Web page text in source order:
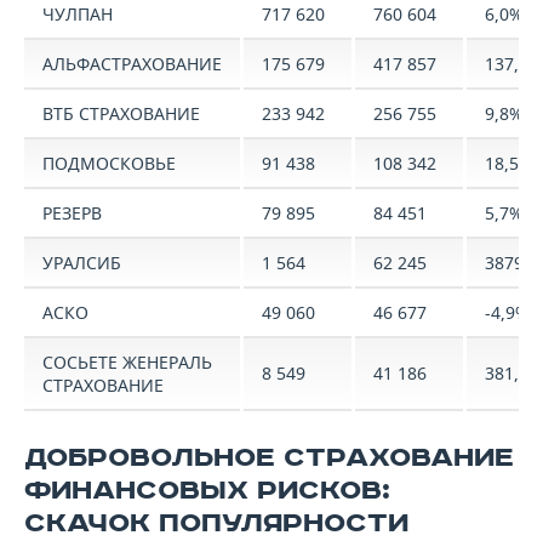
ЧУЛПАН 717 620 760 604 6,0%
АЛЬФАСТРАХОВАНИЕ 175 679 417 857 137,9%
ВТБ СТРАХОВАНИЕ 233 942 256 755 9,8%
ПОДМОСКОВЬЕ 91 438 108 342 18,5%
РЕЗЕРВ 79 895 84 451 5,7%
УРАЛСИБ 1 564 62 245
АСКО 49 060 46 677 -4,9%
СОСЬЕТЕ ЖЕНЕРАЛЬ
СТРАХОВАНИЕ
8 549 41 186 381,8%
ДОБРОВОЛЬНОЕ СТРАХОВАНИЕ
ФИНАНСОВЫХ РИСКОВ:
СКАЧОК ПОПУЛЯРНОСТИ